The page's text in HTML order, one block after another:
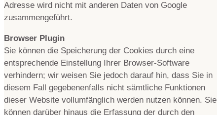
Adresse wird nicht mit anderen Daten von Google
zusammengeführt.
Browser Plugin
Sie können die Speicherung der Cookies durch eine
entsprechende Einstellung Ihrer Browser-Software
verhindern; wir weisen Sie jedoch darauf hin, dass Sie in
diesem Fall gegebenenfalls nicht sämtliche Funktionen
dieser Website vollumfänglich werden nutzen können. Sie
können darüber hinaus die Erfassung der durch den